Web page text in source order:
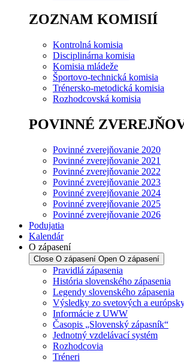
ZOZNAM KOMISIÍ
Kontrolná komisia
Disciplinárna komisia
Komisia mládeže
Športovo-technická komisia
Trénersko-metodická komisia
Rozhodcovská komisia
POVINNÉ
Povinné zverejňovanie 2020
Povinné zverejňovanie 2021
Povinné zverejňovanie 2022
Povinné zverejňovanie 2023
Povinné zverejňovanie 2024
Povinné zverejňovanie 2025
Povinné zverejňovanie 2026
Podujatia
Kalendár
O zápasení
Close O zápasení Open O zápasení
Pravidlá zápasenia
História slovenského zápasenia
Legendy slovenského zápasenia
Výsledky zo svetových a
Informácie z UWW
Časopis „Slovenský zápasník“
Jednotný vzdelávací systém
Rozhodcovia
Tréneri